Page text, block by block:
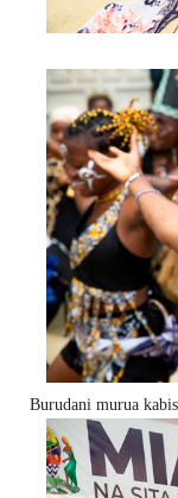
Burudani murua